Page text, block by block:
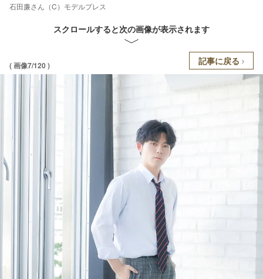
石田廉さん（C）モデルプレス
スクロールすると次の画像が表示されます
( 画像7/120 ) 記事に戻る